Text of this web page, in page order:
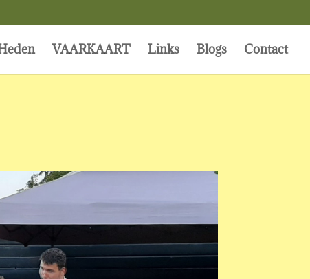
VAARKAART Links Blogs Contact